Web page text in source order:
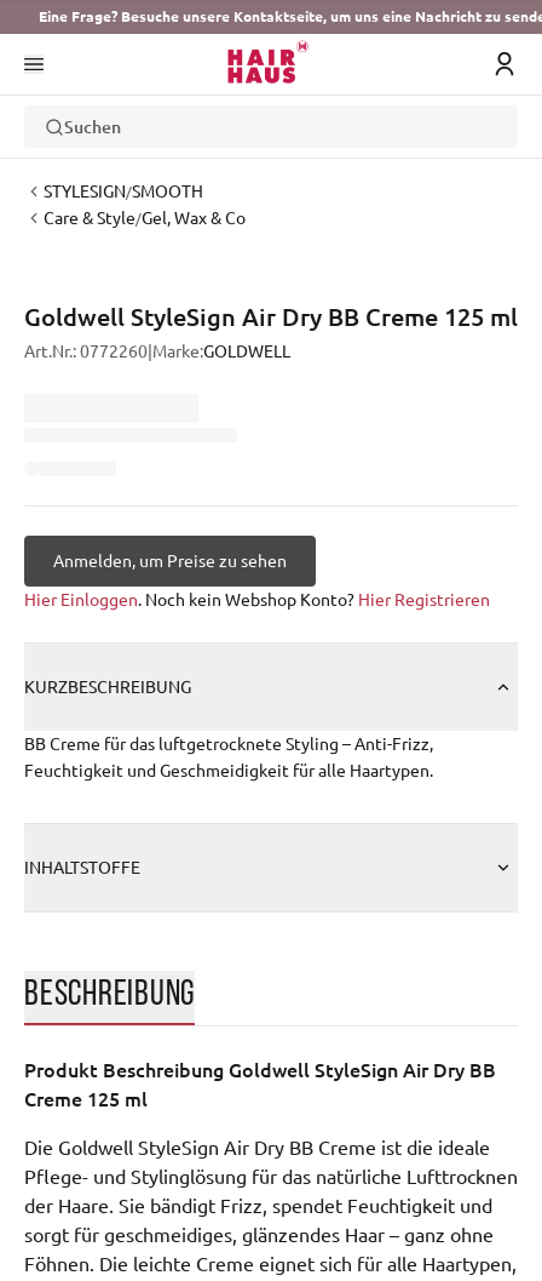
Eine Frage? Besuche unsere Kontaktseite, um uns eine Nachricht zu
Suchen
STYLESIGN/SMOOTH
Care & Style/Gel, Wax & Co
Goldwell StyleSign Air Dry BB Creme 125 ml
Art.Nr.:0772260 Marke:GOLDWELL
Anmelden, um Preise zu sehen
Hier Einloggen. Noch kein Webshop Konto? Hier Registrieren
KURZBESCHREIBUNG
BB Creme für das luftgetrocknete Styling – Anti-Frizz,
Feuchtigkeit und Geschmeidigkeit für alle Haartypen.
INHALTSTOFFE
BESCHREIBUNG
Produkt Beschreibung Goldwell StyleSign Air Dry BB
Creme 125 ml
Die Goldwell StyleSign Air Dry BB Creme ist die ideale
Pflege- und Stylinglösung für das natürliche Lufttrocknen
der Haare. Sie bändigt Frizz, spendet Feuchtigkeit und
sorgt für geschmeidiges, glänzendes Haar – ganz ohne
Föhnen. Die leichte Creme eignet sich für alle Haartypen,